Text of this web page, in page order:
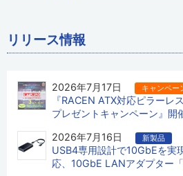
2024年11月16日に開催され
度緊急消防援助隊九州ブロッ
した
2024年11月2日から11月3日
主催の「令和6年度緊急消防
合同訓練」に参加しました
2024年10月15日
10月9日～10月11日に開催さ
(RISCON TOKYO) 2024」に
リリース情報
2026年7月17日 キャンペー
『RACEN ATX対応ピラーレ
プレゼントキャンペーン』開
2026年7月16日
新製品
USB4専用設計で10GbEを
応、10GbE LANアダプター